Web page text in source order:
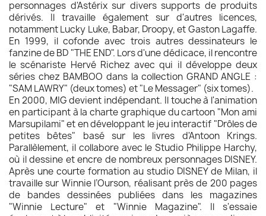
personnages d'Astérix sur divers supports de produits
dérivés. Il travaille également sur d'autres licences,
notamment Lucky Luke, Babar, Droopy, et Gaston Lagaffe.
En 1999, il cofonde avec trois autres dessinateurs le
fanzine de BD "THE END". Lors d'une dédicace, il rencontre
le scénariste Hervé Richez avec qui il développe deux
séries chez BAMBOO dans la collection GRAND ANGLE :
"SAM LAWRY" (deux tomes) et "Le Messager" (six tomes).
En 2000, MIG devient indépendant. Il touche à l'animation
en participant à la charte graphique du cartoon "Mon ami
Marsupilami" et en développant le jeu interactif "Drôles de
petites bêtes" basé sur les livres d'Antoon Krings.
Parallèlement, il collabore avec le Studio Philippe Harchy,
où il dessine et encre de nombreux personnages DISNEY.
Après une courte formation au studio DISNEY de Milan, il
travaille sur Winnie l’Ourson, réalisant près de 200 pages
de bandes dessinées publiées dans les magazines
"Winnie Lecture" et "Winnie Magazine". Il s'essaie